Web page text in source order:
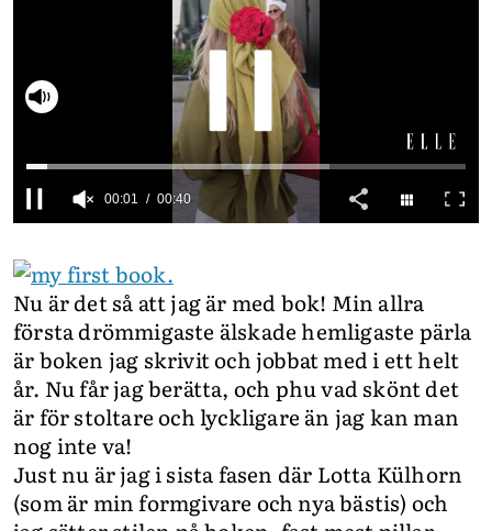
VÅRA SKRIBENTER
40
seconds
00:02 00:40
Nu är det så att jag är med bok! Min allra
första drömmigaste älskade hemligaste pärla
är boken jag skrivit och jobbat med i ett helt
år. Nu får jag berätta, och phu vad skönt det
är för stoltare och lyckligare än jag kan man
nog inte va!
Just nu är jag i sista fasen där Lotta Külhorn
(som är min formgivare och nya bästis) och